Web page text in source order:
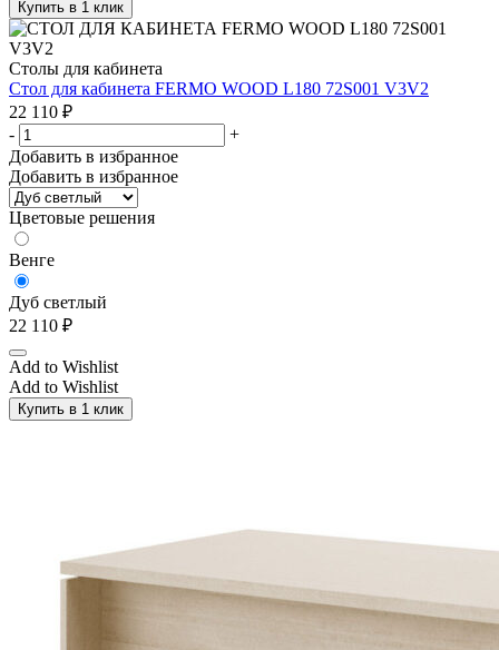
Купить в 1 клик
Столы для кабинета
Стол для кабинета FERMO WOOD L180 72S001 V3V2
22 110 ₽
-
+
Добавить в избранное
Добавить в избранное
Цветовые решения
Венге
Дуб светлый
22 110 ₽
Add to Wishlist
Add to Wishlist
Купить в 1 клик